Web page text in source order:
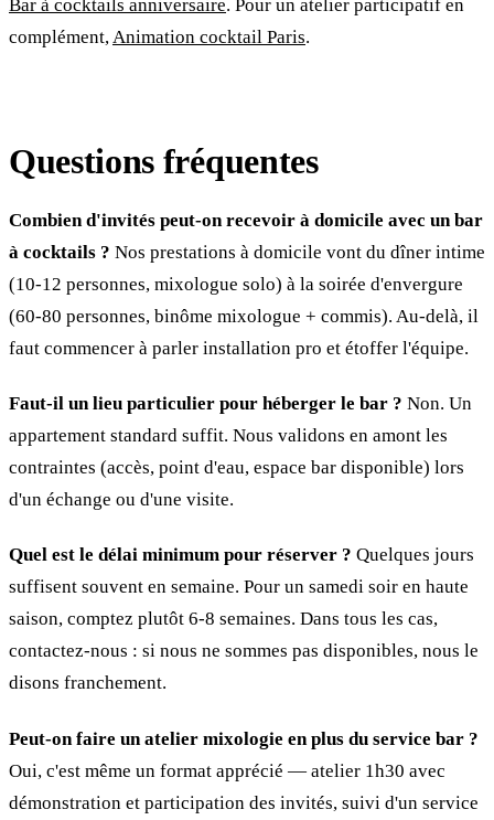
Bar à cocktails anniversaire. Pour un atelier participatif en
complément, Animation cocktail Paris.
Questions fréquentes
Combien d'invités peut-on recevoir à domicile avec un bar
à cocktails ? Nos prestations à domicile vont du dîner intime
(10-12 personnes, mixologue solo) à la soirée d'envergure
(60-80 personnes, binôme mixologue + commis). Au-delà, il
faut commencer à parler installation pro et étoffer l'équipe.
Faut-il un lieu particulier pour héberger le bar ? Non. Un
appartement standard suffit. Nous validons en amont les
contraintes (accès, point d'eau, espace bar disponible) lors
d'un échange ou d'une visite.
Quel est le délai minimum pour réserver ? Quelques jours
suffisent souvent en semaine. Pour un samedi soir en haute
saison, comptez plutôt 6-8 semaines. Dans tous les cas,
contactez-nous : si nous ne sommes pas disponibles, nous le
disons franchement.
Peut-on faire un atelier mixologie en plus du service bar ?
Oui, c'est même un format apprécié — atelier 1h30 avec
démonstration et participation des invités, suivi d'un service